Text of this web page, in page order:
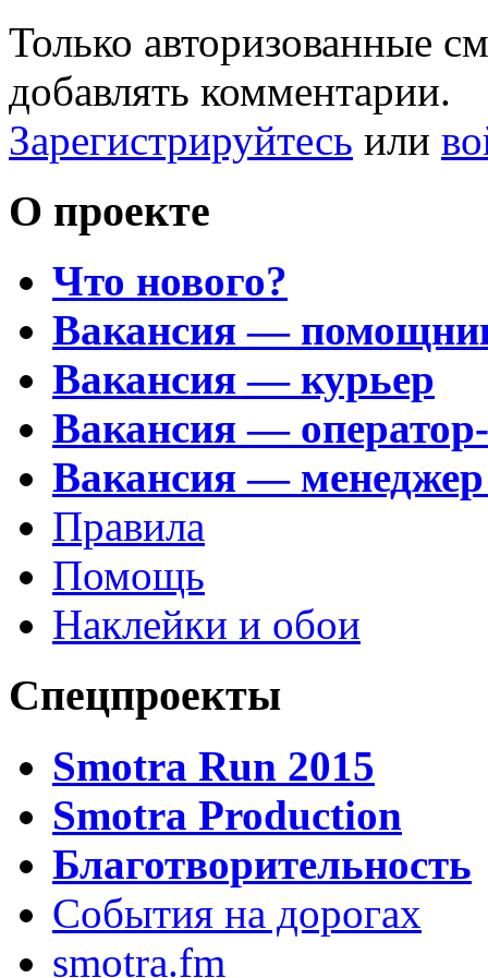
Только авторизованные
добавлять комментарии.
Зарегистрируйтесь или
О проекте
Что нового?
Вакансия —
Вакансия — курьер
Вакансия —
Вакансия —
Правила
Помощь
Наклейки и обои
Спецпроекты
Smotra Run 2015
Smotra Production
Благотворительность
События на дорогах
smotra.fm